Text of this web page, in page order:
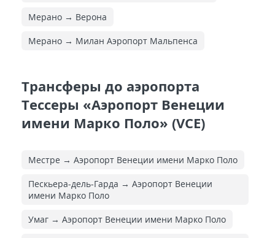
Мерано → Верона
Мерано → Милан Аэропорт Мальпенса
Трансферы до аэропорта
Тессеры «Аэропорт Венеции
имени Марко Поло» (VCE)
Местре → Аэропорт Венеции имени Марко Поло
Пескьера-дель-Гарда → Аэропорт Венеции
имени Марко Поло
Умаг → Аэропорт Венеции имени Марко Поло